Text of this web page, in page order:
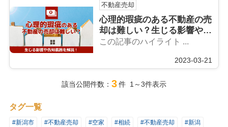
不動産売却
心理的瑕疵のある不動産の売
却は難しい？生じる影響や告
知義務を解説！
この記事のハイライト ...
2023-03-21
該当公開件数： 3件 1～3件表示
タグ一覧
#新潟市 #不動産売却 #空家 #相続 #不動産売却 #新潟